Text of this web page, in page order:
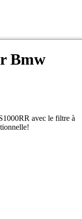
Bmw
avec le filtre à